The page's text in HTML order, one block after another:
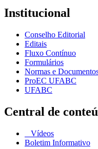
Institucional
Conselho Editorial
Editais
Fluxo Contínuo
Formulários
Normas e
ProEC UFABC
UFABC
Central de
Vídeos
Boletim Informativo